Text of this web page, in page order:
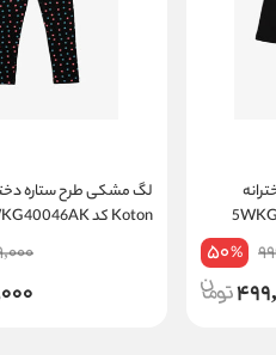
50%
لگ مشکی طرح ستاره
Koton کد 5WKG40046AK